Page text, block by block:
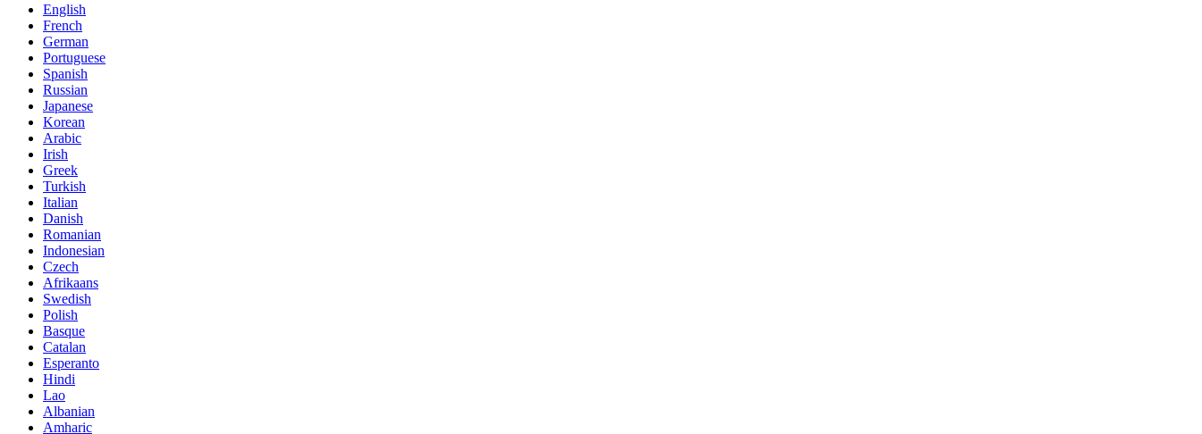
English
French
German
Portuguese
Spanish
Russian
Japanese
Korean
Arabic
Irish
Greek
Turkish
Italian
Danish
Romanian
Indonesian
Czech
Afrikaans
Swedish
Polish
Basque
Catalan
Esperanto
Hindi
Lao
Albanian
Amharic